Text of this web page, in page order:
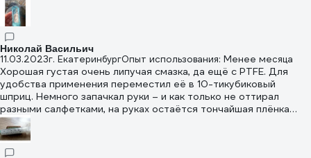
Николай Васильич
11.03.2023г. ЕкатеринбургОпыт использования: Менее месяца
Хорошая густая очень липучая смазка, да ещё с PTFE. Для
удобства применения переместил её в 10-тикубиковый
шприц. Немного запачкал руки – и как только не оттирал
разными салфетками, на руках остаётся тончайшая плёнка
силикона